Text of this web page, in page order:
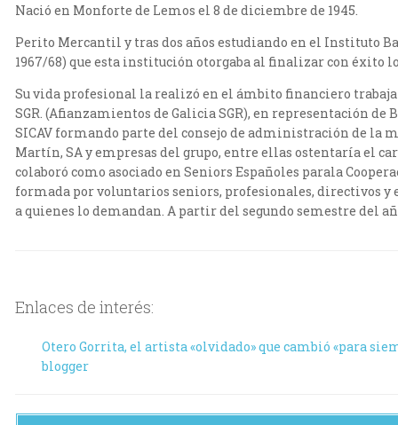
Nació en Monforte de Lemos el 8 de diciembre de 1945.
Perito Mercantil y tras dos años estudiando en el Instituto
1967/68) que esta institución otorgaba al finalizar con éxito
Su vida profesional la realizó en el ámbito financiero
SGR. (Afianzamientos de Galicia SGR), en representación
SICAV formando parte del consejo de administración de la
Martín, SA y empresas del grupo, entre ellas ostentaría el
colaboró como asociado en Seniors Españoles parala
formada por voluntarios seniors, profesionales, directivos
a quienes lo demandan. A partir del segundo semestre del
Enlaces de interés:
Otero Gorrita, el artista «olvidado» que cambió «para
blogger